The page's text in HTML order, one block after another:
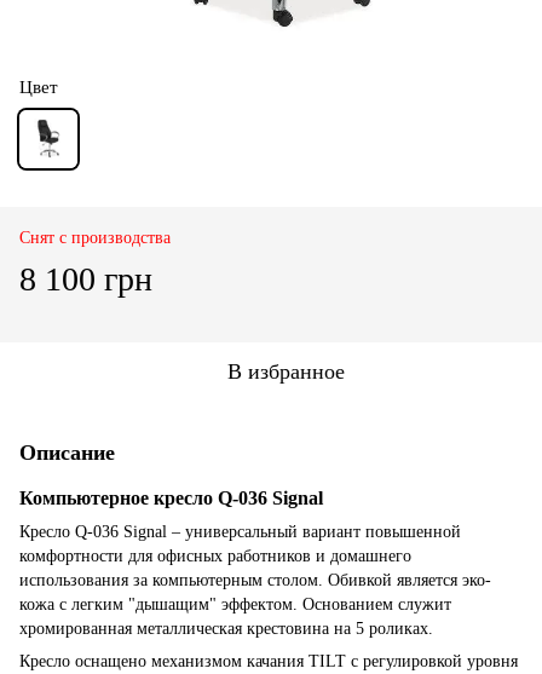
Цвет
Снят с производства
8 100 грн
В избранное
Описание
Компьютерное кресло Q-036 Signal
Кресло Q-036 Signal – универсальный вариант повышенной
комфортности для офисных работников и домашнего
использования за компьютерным столом. Обивкой является эко-
кожа с легким "дышащим" эффектом. Основанием служит
хромированная металлическая крестовина на 5 роликах.
Кресло оснащено механизмом качания TILT с регулировкой уровня